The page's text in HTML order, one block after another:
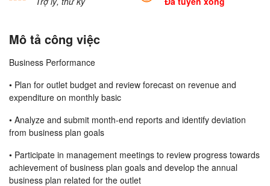
Mô tả công việc
Business Performance
• Plan for outlet budget and review forecast on revenue and
expenditure on monthly basic
• Analyze and submit month-end reports and identify deviation
from business plan goals
• Participate in management meetings to review progress towards
achievement of business plan goals and develop the annual
business plan related for the outlet